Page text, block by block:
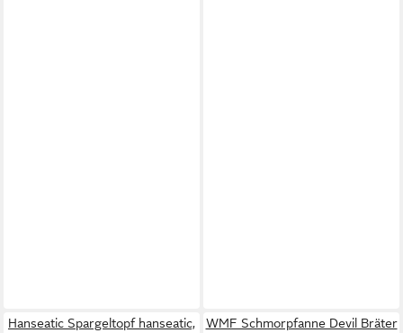
Hanseatic Spargeltopf hanseatic,
WMF Schmorpfanne Devil Bräter